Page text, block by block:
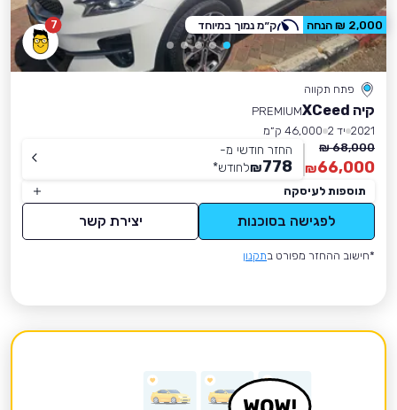
7
פתח תקווה
קיה XCeed
PREMIUM
2021 יד 2
46,000 ק״מ
68,000 ₪
66,000
₪
החזר חודשי מ-
778
₪לחודש*
תוספות לעיסקה
לפגישה בסוכנות יצירת קשר
*חישוב ההחזר מפורט בתקנון
2,000 ₪ הנחה ק״מ נמוך במיוחד